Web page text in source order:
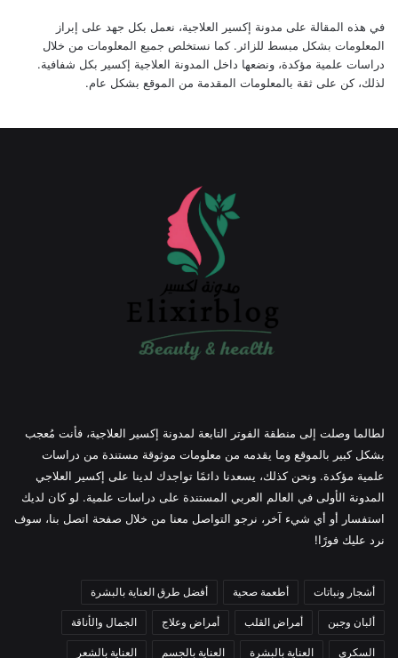
في هذه المقالة على مدونة إكسير العلاجية، نعمل بكل جهد على إبراز
المعلومات بشكل مبسط للزائر. كما نستخلص جميع المعلومات من خلال
دراسات علمية مؤكدة، ونضعها داخل المدونة العلاجية إكسير بكل شفافية.
لذلك، كن على ثقة بالمعلومات المقدمة من الموقع بشكل عام.
لطالما وصلت إلى منطقة الفوتر التابعة لمدونة إكسير العلاجية، فأنت مُعجب
بشكل كبير بالموقع وما يقدمه من معلومات موثوقة مستندة من دراسات
علمية مؤكدة. ونحن كذلك، يسعدنا دائمًا تواجدك لدينا على إكسير العلاجي
المدونة الأولى في العالم العربي المستندة على دراسات علمية. لو كان لديك
استفسار أو أي شيء آخر، نرجو التواصل معنا من خلال صفحة اتصل بنا، سوف
نرد عليك فورًا!
أشجار ونباتات أطعمة صحية أفضل طرق العناية بالبشرة
ألبان وجبن أمراض القلب أمراض وعلاج الجمال والأناقة
السكري العناية بالبشرة العناية بالجسم العناية بالشعر